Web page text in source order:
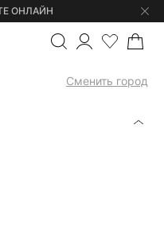
ОНЛАЙН
Сменить город
МИДИ ПЛАТЬЯ БЕЛЫЕ